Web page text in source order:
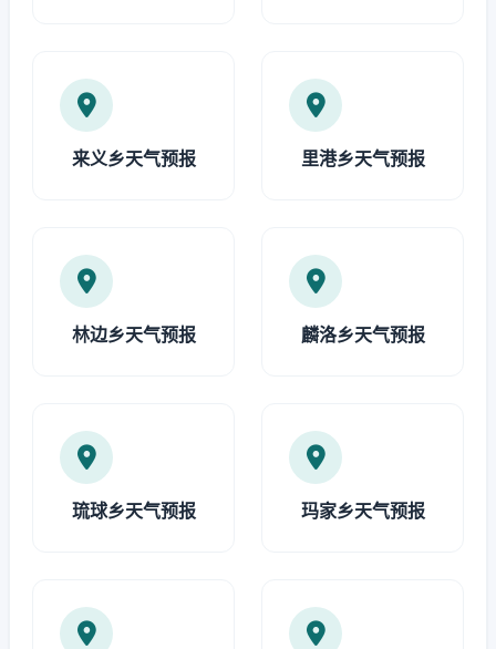
来义乡天气预报 里港乡天气预报
林边乡天气预报 麟洛乡天气预报
琉球乡天气预报 玛家乡天气预报